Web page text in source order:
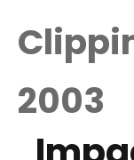
2003